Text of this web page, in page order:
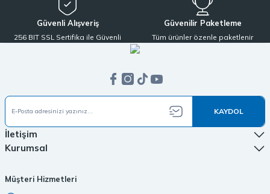
Güvenli Alışveriş
256 BIT SSL Sertifika ile Güvenli
Güvenilir Paketleme
Tüm ürünler özenle paketlenir
KAYDOL
İletişim
Kurumsal
Müşteri Hizmetleri